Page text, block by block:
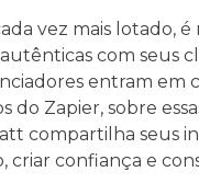
vez mais lotado,
com seus
entram em
do Zapier, sobre
compartilha seus
criar confiança e